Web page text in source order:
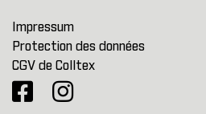
Impressum
Protection des données
CGV de Colltex